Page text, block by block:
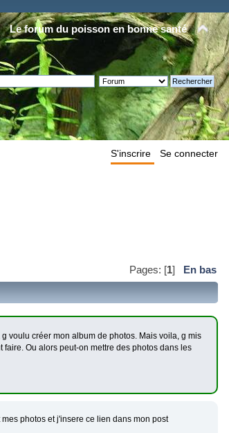
Le forum du poisson en bonne santé
Se connecter
S'inscrire
Pages: [1] En bas
voulu créer mon album de photos. Mais voila, g mis
Ou alors peut-on mettre des photos dans les
photos et j'insere ce lien dans mon post